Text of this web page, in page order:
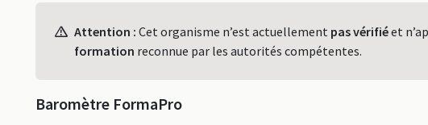
ProfilAttention : Cet organisme n’est actuellement pas vérifiéet
formation reconnue par les autorités compétentes.
Baromètre FormaPro